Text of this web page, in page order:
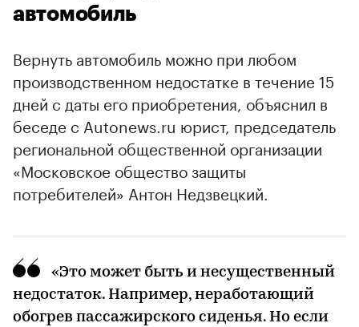
автомобиль
Вернуть автомобиль можно при любом
производственном недостатке в течение 15
дней с даты его приобретения, объяснил в
беседе с Autonews.ru юрист, председатель
региональной общественной организации
«Московское общество защиты
потребителей» Антон Недзвецкий.
«Это может быть и несущественный
недостаток. Например, неработающий
обогрев пассажирского сиденья. Но если